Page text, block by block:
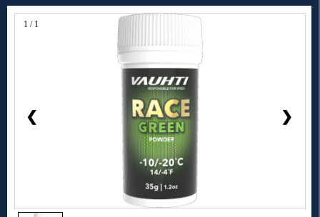
1 / 1
❮ ❯
Bruk filter til å spisse søket